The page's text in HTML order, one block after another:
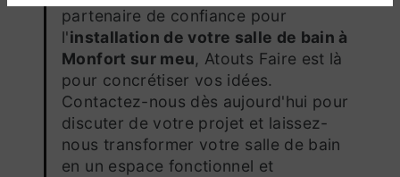
partenaire de confiance pour
l'installation de votre salle de bain à
Monfort sur meu, Atouts Faire est là
pour concrétiser vos idées.
Contactez-nous dès aujourd'hui pour
discuter de votre projet et laissez-
nous transformer votre salle de bain
en un espace fonctionnel et